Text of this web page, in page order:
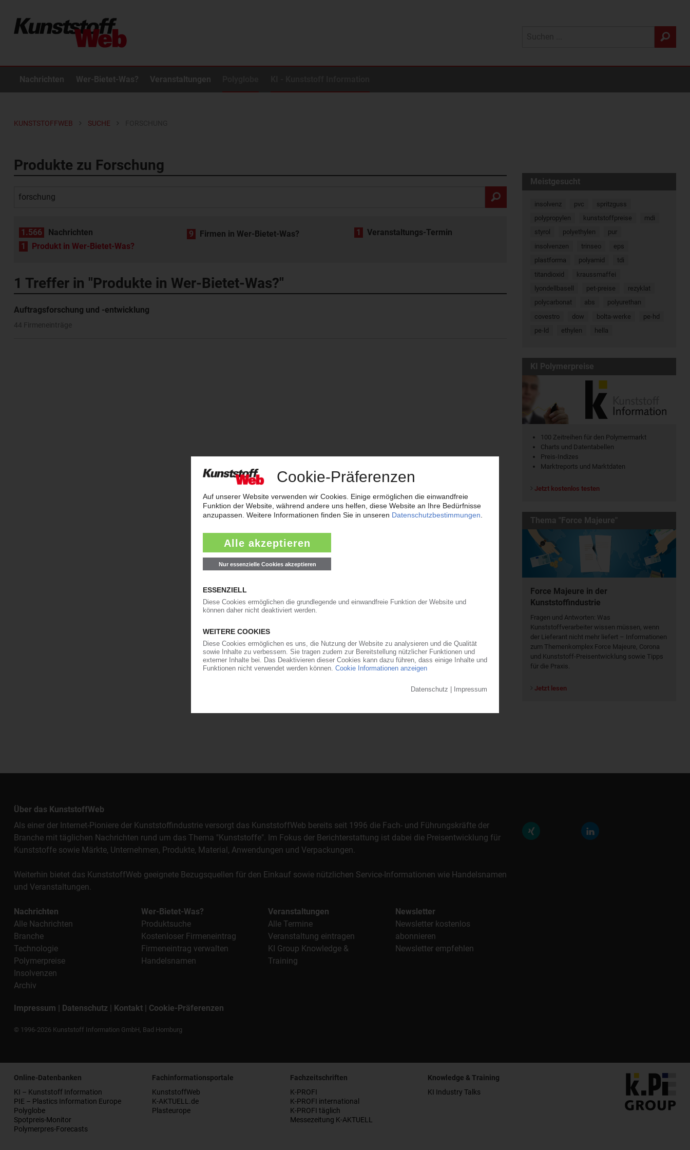
Nachrichten Wer-Bietet-Was? Veranstaltungen
KUNSTSTOFFWEB SUCHE
Produkte zu Forschung
1.566
Nachrichten
1
Produkt in Wer-Bietet-Was?
9 Firmen in Wer-Bietet-Was? 1 Veranstaltungs-Termin
1 Treffer in "Produkte in Wer-Bietet-Was?"
Auftragsforschung und -entwicklung
44 Firmeneinträge
Meistgesucht
insolvenz pvc
spritzguss
polypropylen
kunststoffpreise
mdi
styrol
polyethylen
pur
insolvenzen
trinseo
eps
plastforma
polyamid
tdi
titandioxid
kraussmaffei
lyondellbasell
pet-preise
rezyklat
polycarbonat
abs
polyurethan
covestro
dow bolta-werke
pe-hd
pe-ld
ethylen hella
KI Polymerpreise
100 Zeitreihen für den Polymermarkt
Charts und Datentabellen
Preis-Indizes
Marktreports und Marktdaten
Jetzt kostenlos testen
Thema "Force Majeure"
Force Majeure in der
Kunststoffindustrie
Fragen und Antworten: Was
Kunst­stoff­verarbeiter wissen müssen, wenn
der Lieferant nicht mehr liefert – Informationen
zum Themenkomplex Force Majeure, Corona
und Kunststoff-Preisentwicklung sowie Tipps
für die Praxis.
Jetzt lesen
Über das KunststoffWeb
Als einer der Internet-Pioniere der Kunststoffindustrie versorgt das KunststoffWeb bereits seit 1996 die Fach- und Führungskräfte der
Branche mit täglichen Nachrichten rund um das Thema "Kunststoffe". Im Fokus der Berichterstattung ist dabei die Preisentwicklung für
Kunststoffe sowie Märkte, Unternehmen, Produkte, Material, Anwendungen und Verpackungen.
Weiterhin bietet das KunststoffWeb geeignete Bezugsquellen für den Einkauf sowie nützlichen Service-Informationen wie Handelsnamen
und Veranstaltungen.
Nachrichten
Alle Nachrichten
Branche
Technologie
Polymerpreise
Insolvenzen
Archiv
Wer-Bietet-Was?
Produktsuche
Kostenloser Firmeneintrag
Firmeneintrag verwalten
Handelsnamen
Veranstaltungen
Alle Termine
Veranstaltung eintragen
KI Group Knowledge &
Training
Newsletter
Newsletter kostenlos
abonnieren
Newsletter empfehlen
Impressum | Datenschutz | Kontakt | Cookie-Präferenzen
© 1996-2026 Kunststoff Information GmbH, Bad Homburg
Online-Datenbanken
KI – Kunststoff Information
PIE – Plastics Information Europe
Polyglobe
Spotpreis-Monitor
Polymerpres-Forecasts
Fachinformationsportale
KunststoffWeb
K-AKTUELL.de
Plasteurope
Fachzeitschriften
K-PROFI
K-PROFI international
K-PROFI täglich
Messezeitung K-AKTUELL
Knowledge & Training
KI Industry Talks